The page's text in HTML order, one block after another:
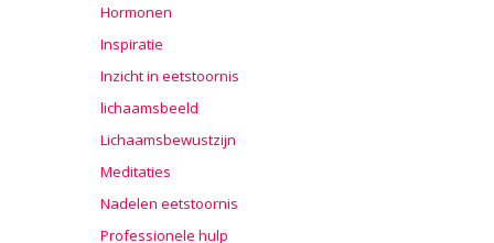
Hormonen
Inspiratie
Inzicht in eetstoornis
lichaamsbeeld
Lichaamsbewustzijn
Meditaties
Nadelen eetstoornis
Professionele hulp